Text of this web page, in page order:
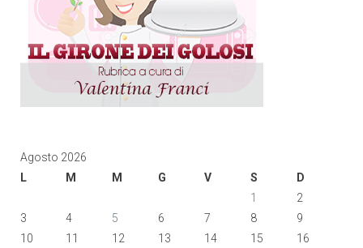
Agosto 2026
L
M M G V S
D
1
2
3
4 5 6 7 8
9
10
11 12 13 14 15
16